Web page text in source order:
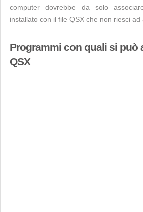
computer dovrebbe da solo
installato con il file QSX che non riesci ad
Programmi con quali si può
QSX